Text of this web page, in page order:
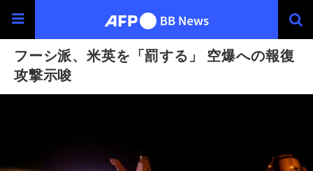
フーシ派、米英を「罰する」 空爆への報復
攻撃示唆